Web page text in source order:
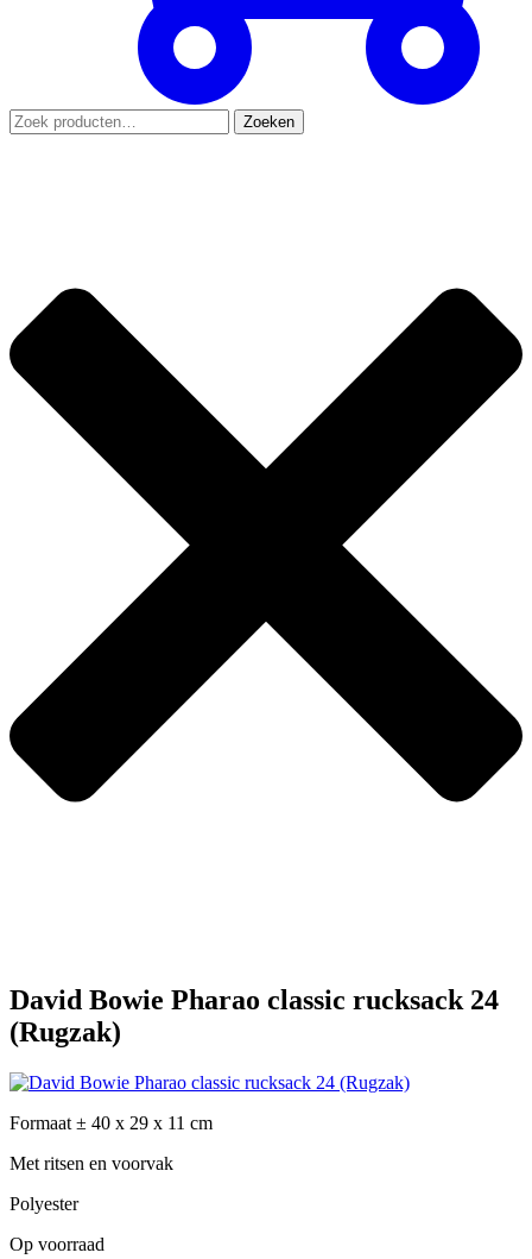
Zoeken
naar:
Zoeken
David Bowie Pharao classic rucksack 24
(Rugzak)
Formaat ± 40 x 29 x 11 cm
Met ritsen en voorvak
Polyester
Op voorraad